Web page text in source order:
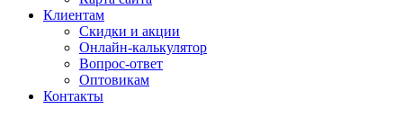
Клиентам
Скидки и акции
Онлайн-калькулятор
Вопрос-ответ
Оптовикам
Контакты